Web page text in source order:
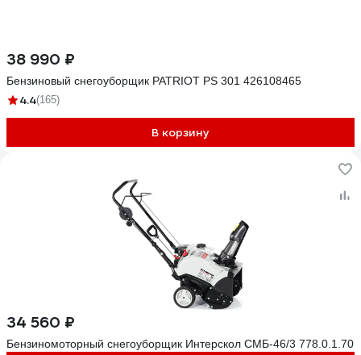
38 990 ₽
Бензиновый снегоуборщик PATRIOT PS 301 426108465
4.4(165)
В корзину
34 560 ₽
Бензиномоторный снегоуборщик Интерскол СМБ-46/3 778.0.1.70